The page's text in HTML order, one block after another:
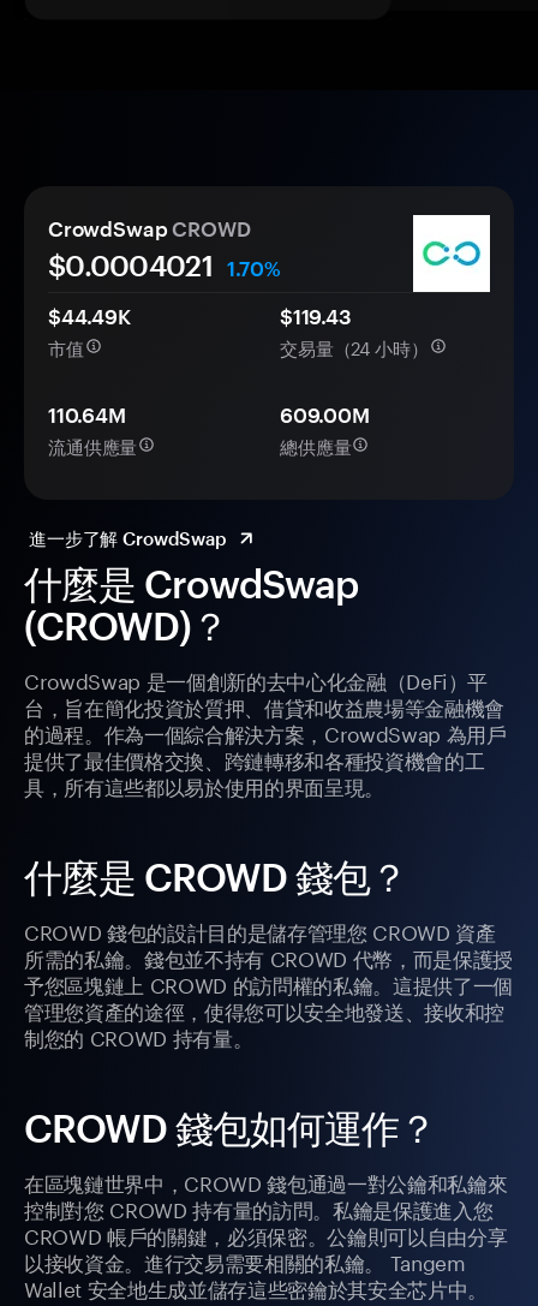
什麼是 CrowdSwap
(CROWD)？
CrowdSwap 是一個創新的去中心化金融（DeFi）平
台，旨在簡化投資於質押、借貸和收益農場等金融機會
的過程。作為一個綜合解決方案，CrowdSwap 為用戶
提供了最佳價格交換、跨鏈轉移和各種投資機會的工
具，所有這些都以易於使用的界面呈現。
什麼是 CROWD 錢包？
CROWD 錢包的設計目的是儲存管理您 CROWD 資產
所需的私鑰。錢包並不持有 CROWD 代幣，而是保護授
予您區塊鏈上 CROWD 的訪問權的私鑰。這提供了一個
管理您資產的途徑，使得您可以安全地發送、接收和控
制您的 CROWD 持有量。
CROWD 錢包如何運作？
在區塊鏈世界中，CROWD 錢包通過一對公鑰和私鑰來
控制對您 CROWD 持有量的訪問。私鑰是保護進入您
CROWD 帳戶的關鍵，必須保密。公鑰則可以自由分享
以接收資金。進行交易需要相關的私鑰。 Tangem
Wallet 安全地生成並儲存這些密鑰於其安全芯片中。
CrowdSwapCROWD
$0.0004021
1.70%
$44.49K
市值
$119.43
交易量（24 小時）
110.64M
流通供應量
609.00M
總供應量
進一步了解 CrowdSwap